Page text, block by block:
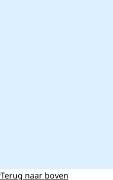
Terug naar boven